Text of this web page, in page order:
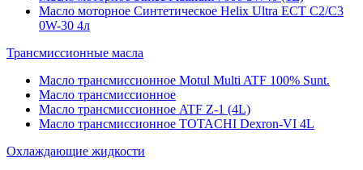
Масло моторное Синтетическое Helix Ultra ECT C2/C3
0W-30 4л
Трансмиссионные масла
Масло трансмиссионное Motul Multi ATF 100% Sunt.
Масло трансмиссионное
Масло трансмиссионное ATF Z-1 (4L)
Масло трансмиссионное TOTACHI Dexron-VI 4L
Охлаждающие жидкости